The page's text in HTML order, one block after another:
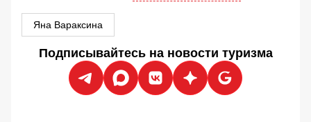
Яна Вараксина
Подписывайтесь на новости туризма